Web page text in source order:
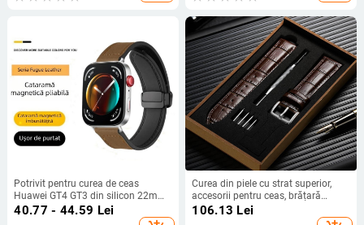
Potrivit pentru curea de ceas
Huawei GT4 GT3 din silicon 22mm,
cataramă pliabilă din piele TPU
Crazy Horse opțională, curea
40.77 - 44.59 Lei
Curea din piele cu strat superior,
accesorii pentru ceas, brățară
unisex, rezistentă la transpirație,
cataramă cu știft de bambus, cutie
106.13 Lei